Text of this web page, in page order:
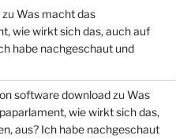
zu Was macht das
wie wirkt sich das, auch auf
habe nachgeschaut und
software downloadzu Was
wie wirkt sich das,
aus? Ich habe nachgeschaut